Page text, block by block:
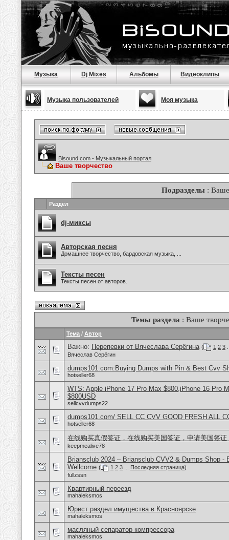
Музыка Dj Mixes Альбомы Видеоклипы
Музыка пользователей Моя музыка
Bisound.com - Музыкальный портал
Ваше творчество
Подразделы :
Раздел
dj-миксы
Авторская песня
Домашнее творчество, бардовская музыка, ...
Тексты песен
Тексты песен от авторов.
Темы раздела : Ваше
Тема / Автор
Важно: Перепевки от Вячеслава Серёгина ( 1 2 3
Вячеслав Серёгин
dumps101.com:Buying Dumps with Pin & Best Cvv
hotseller68
WTS: Apple iPhone 17 Pro Max $800,iPhone 16 Pro
$800USD
sellcvvdumps22
dumps101.com/ SELL CC CVV GOOD FRESH ALL
hotseller68
在线购买真假签证，在线购买美国签证，申请美国签证
keepmealive78
Briansclub 2024 – Briansclub CVV2 & Dumps Shop -
Wellcome ( 1 2 3 Последняя страница)
fullzssn
Квартирный переезд
mahaleksmos
Юрист раздел имущества в Красноярске
mahaleksmos
масляный сепаратор компрессора
mahaleksmos